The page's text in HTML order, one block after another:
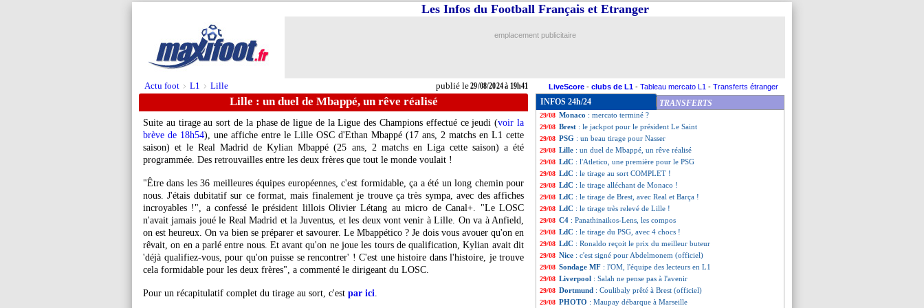
Actu foot > L1 > Lille publié le29/08/2024 à 19h41
Les Infos du Football Français et Etranger
emplacement publicitaire
LiveScore - clubs de L1 - Tableau mercato L1 - Transferts étranger
Lille : un duel de Mbappé, un rêve réalisé
Suite au tirage au sort de la phase de ligue de la Ligue des Champions effectué ce jeudi (voir la
brève de 18h54), une affiche entre le Lille OSC d'Ethan Mbappé (17 ans, 2 matchs en L1 cette
saison) et le Real Madrid de KylianMbappé (25 ans, 2 matchs en Liga cette saison) a été
programmée. Des retrouvailles entre les deux frères que tout le monde voulait !
"Être dans les 36 meilleures équipes européennes, c'est formidable, ça a été un long chemin pour
nous. J'étais dubitatif sur ce format, mais finalement je trouve ça très sympa, avec des affiches
incroyables !", a confessé le président lillois Olivier Létang au micro de Canal+. "Le LOSC
n'avait jamais joué le Real Madrid et la Juventus, et les deux vont venir à Lille. On va à Anfield,
on est heureux. On va bien se préparer et savourer. Le Mbappético ? Je dois vous avouer qu'on en
rêvait, on en a parlé entre nous. Et avant qu'on ne joue les tours de qualification, Kylian avait dit
'déjà qualifiez-vous, pour qu'on puisse se rencontrer' ! C'est une histoire dans l'histoire, je trouve
cela formidable pour les deux frères", a commenté le dirigeant du LOSC.
Pour un récapitulatif complet du tirage au sort, c'est par ici.
INFOS 24h/24 TRANSFERTS
29/08 Real: A. Rodriguez prêté à Getafe (officiel)
29/08 Benfica
29/08 Francfort: Buta prêté à Reims (officiel)
29/08 Monaco: Maripan file au Torino (officiel)
29/08 Monaco : mercato terminé ?
29/08 Brest : le jackpot pour le président Le Saint
29/08 PSG : un beau tirage pour Nasser
29/08 Lille : un duel de Mbappé, un rêve réalisé
29/08 LdC : l'Atletico, une première pour le PSG
29/08 LdC : le tirage au sort COMPLET !
29/08 LdC : le tirage alléchant de Monaco !
29/08 LdC : le tirage de Brest, avec Real et Barça !
29/08 LdC : le tirage très relevé de Lille !
29/08 C4 : Panathinaikos-Lens, les compos
29/08 LdC : le tirage du PSG, avec 4 chocs !
29/08 LdC : Ronaldo reçoit le prix du meilleur buteur
29/08 Nice : c'est signé pour Abdelmonem (officiel)
29/08 Sondage MF : l'OM, l'équipe des lecteurs en L1
29/08 Liverpool : Salah ne pense pas à l'avenir
29/08 Dortmund : Coulibaly prêté à Brest (officiel)
29/08 PHOTO : Maupay débarque à Marseille